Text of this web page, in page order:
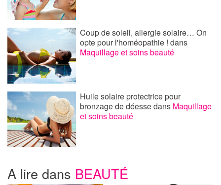
Coup de soleil, allergie solaire… On
opte pour l'homéopathie !dans
Maquillage et soins beauté
Huile solaire protectrice pour
bronzage de déessedans Maquillage
et soins beauté
A lire dans BEAUTÉ